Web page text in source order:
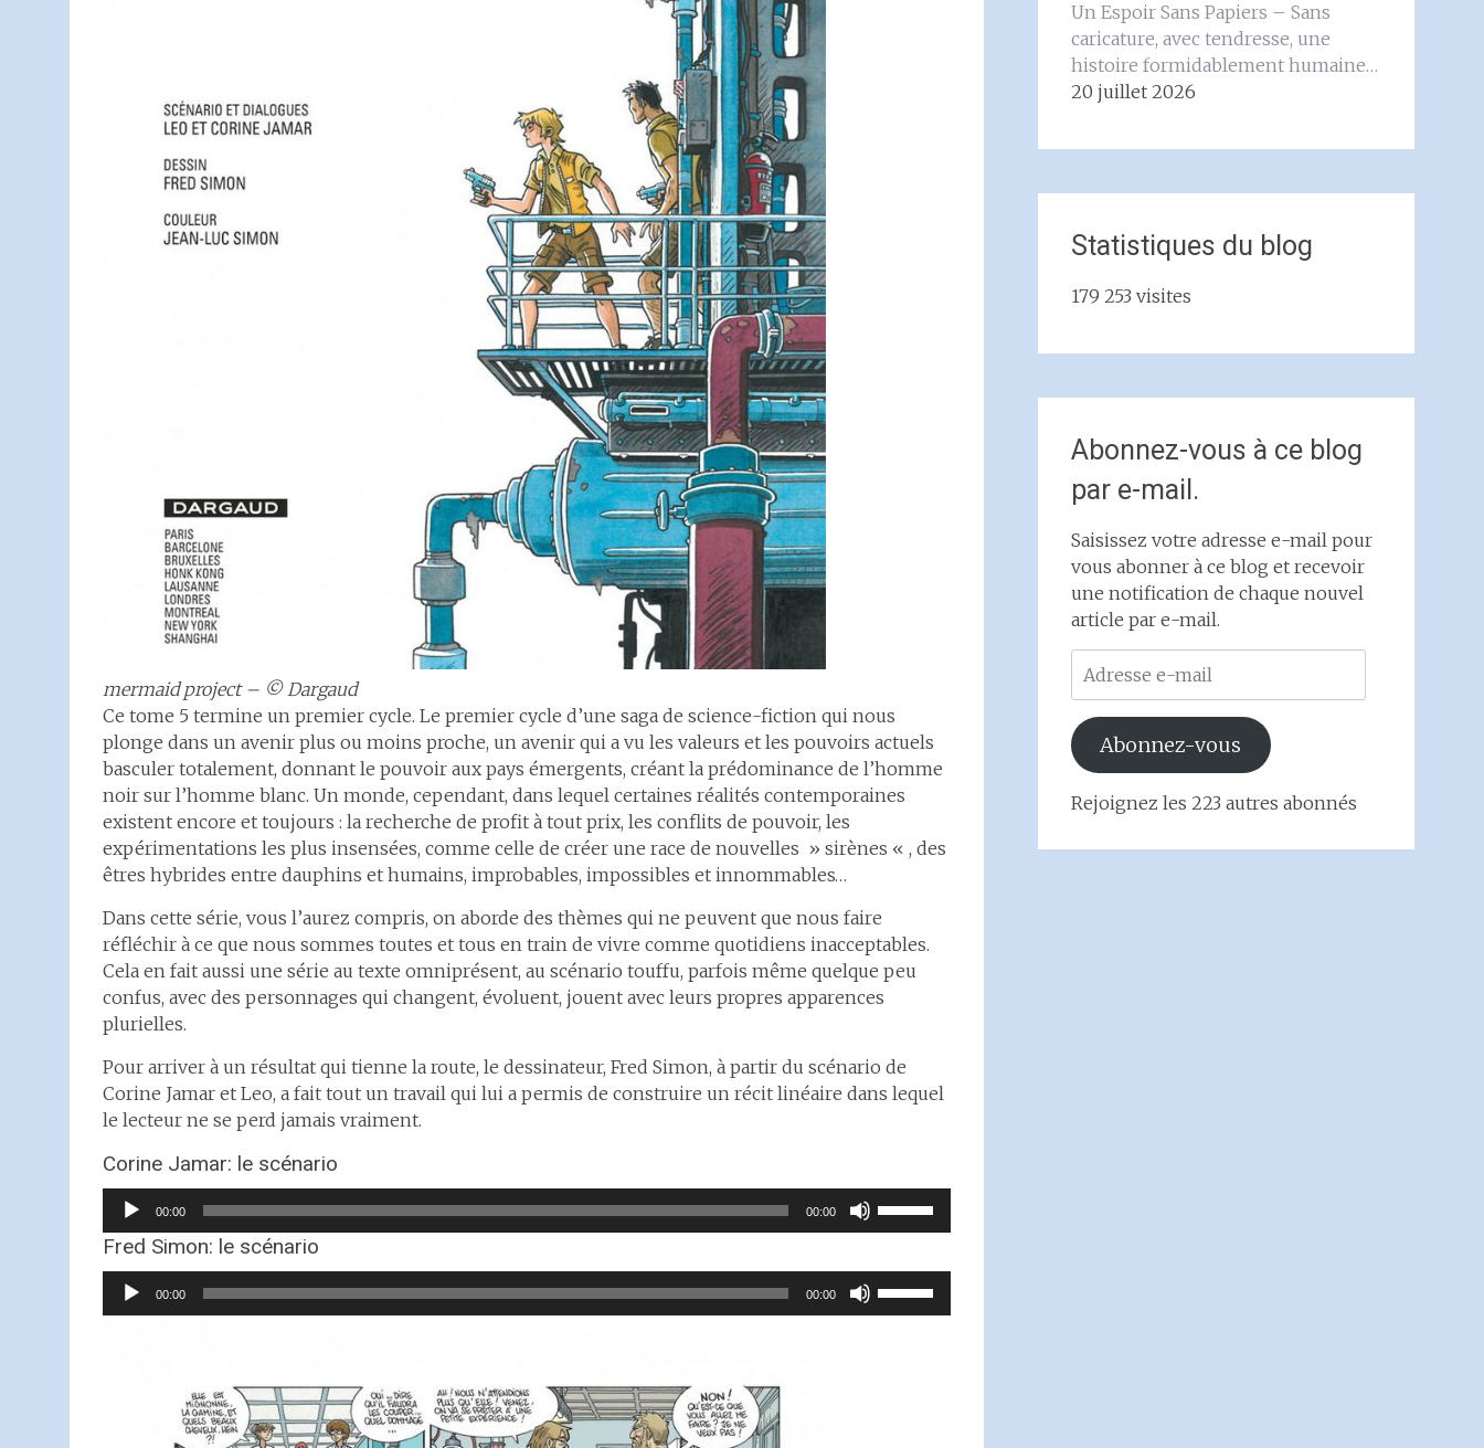
mermaid project – © Dargaud
Ce tome 5 termine un premier cycle. Le premier cycle d’une saga de science-fiction qui nous
plonge dans un avenir plus ou moins proche, un avenir qui a vu les valeurs et les pouvoirs actuels
basculer totalement, donnant le pouvoir aux pays émergents, créant la prédominance de l’homme
noir sur l’homme blanc. Un monde, cependant, dans lequel certaines réalités contemporaines
existent encore et toujours : la recherche de profit à tout prix, les conflits de pouvoir, les
expérimentations les plus insensées, comme celle de créer une race de nouvelles » sirènes « , des
êtres hybrides entre dauphins et humains, improbables, impossibles et innommables…
Dans cette série, vous l’aurez compris, on aborde des thèmes qui ne peuvent que nous faire
réfléchir à ce que nous sommes toutes et tous en train de vivre comme quotidiens inacceptables.
Cela en fait aussi une série au texte omniprésent, au scénario touffu, parfois même quelque peu
confus, avec des personnages qui changent, évoluent, jouent avec leurs propres apparences
plurielles.
Pour arriver à un résultat qui tienne la route, le dessinateur, Fred Simon, à partir du scénario de
Corine Jamar et Leo, a fait tout un travail qui lui a permis de construire un récit linéaire dans lequel
le lecteur ne se perd jamais vraiment.
Corine Jamar: le scénario
Lecteur
audio
00:00 00:00
Fred Simon: le scénario
Lecteur
audio
00:00 00:00
Un Espoir Sans Papiers – Sans
caricature, avec tendresse, une
histoire formidablement humaine…
20 juillet 2026
Statistiques du blog
179 253 visites
Abonnez-vous à ce blog
par e-mail.
Saisissez votre adresse e-mail pour
vous abonner à ce blog et recevoir
une notification de chaque nouvel
article par e-mail.
Adresse
e-
mail
Abonnez-vous
Rejoignez les 223 autres abonnés